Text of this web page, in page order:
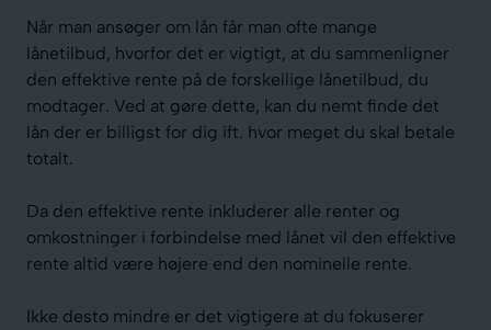
Når man ansøger om lån får man ofte mange
lånetilbud, hvorfor det er vigtigt, at du sammenligner
den effektive rente på de forskellige lånetilbud, du
modtager. Ved at gøre dette, kan du nemt finde det
lån der er billigst for dig ift. hvor meget du skal betale
totalt.
Da den effektive rente inkluderer alle renter og
omkostninger i forbindelse med lånet vil den effektive
rente altid være højere end den nominelle rente.
Ikke desto mindre er det vigtigere at du fokuserer